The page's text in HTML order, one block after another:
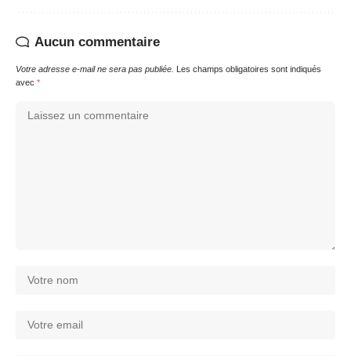
Aucun commentaire
Votre adresse e-mail ne sera pas publiée. Les champs obligatoires sont indiqués
avec *